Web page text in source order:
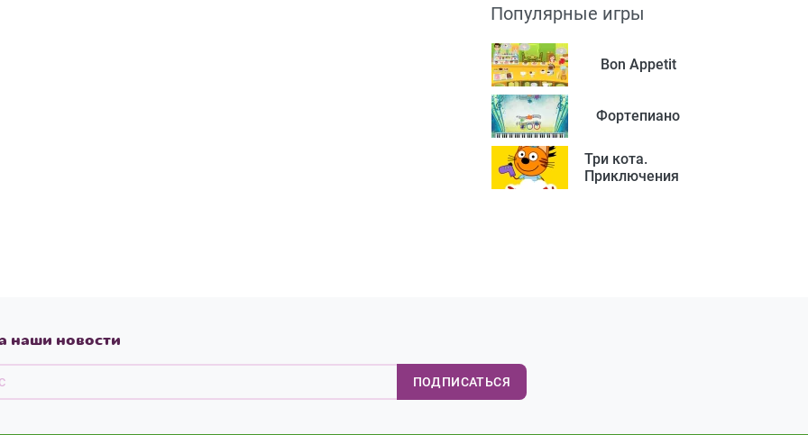
Популярные игры
Bon Appetit
Фортепиано
Три кота.
Приключения
наши новости
ПОДПИСАТЬСЯ